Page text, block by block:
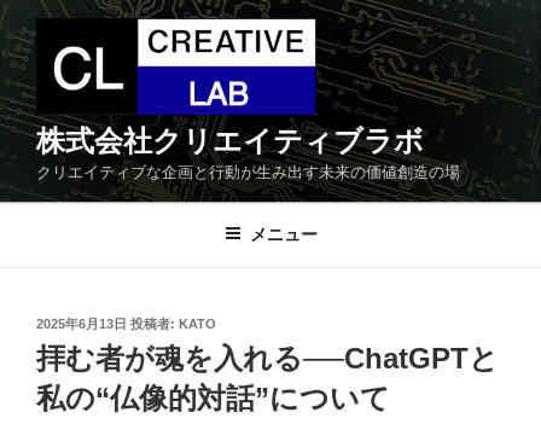
コ
ン
テ
ン
ツ
株式会社クリエイティブラボ
クリエイティブな企画と行動が生み出す未来の価値創造の場
メニュー
投
稿
日:
2025年6月13日 投稿者: KATO
拝む者が魂を入れる──ChatGPTと
私の“仏像的対話”について